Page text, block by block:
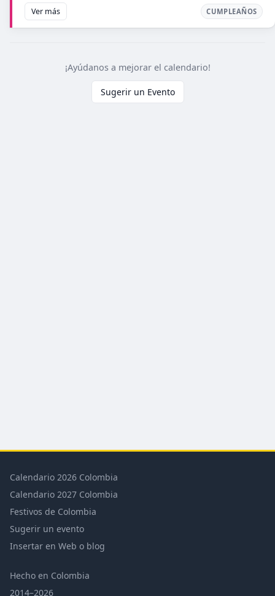
Ver más CUMPLEAÑOS
¡Ayúdanos a mejorar el calendario!
Sugerir un Evento
Calendario 2026 Colombia
Calendario 2027 Colombia
Festivos de Colombia
Sugerir un evento
Insertar en Web o blog
Hecho en Colombia
2014–2026